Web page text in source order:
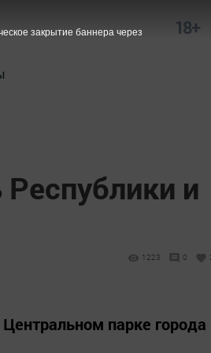
18+
и
1223 0
парке города
закрытие баннера через